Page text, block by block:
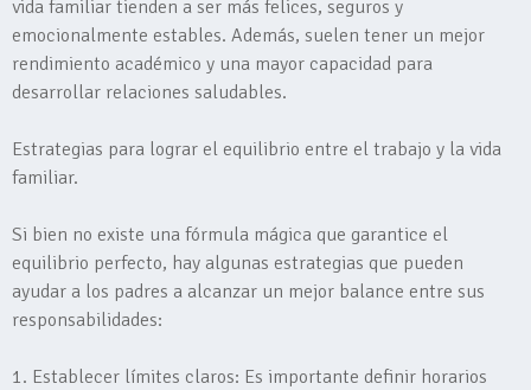
vida familiar tienden a ser más felices, seguros y
emocionalmente estables. Además, suelen tener un mejor
rendimiento académico y una mayor capacidad para
desarrollar relaciones saludables.
Estrategias para lograr el equilibrio entre el trabajo y la vida
familiar.
Si bien no existe una fórmula mágica que garantice el
equilibrio perfecto, hay algunas estrategias que pueden
ayudar a los padres a alcanzar un mejor balance entre sus
responsabilidades:
1. Establecer límites claros: Es importante definir horarios